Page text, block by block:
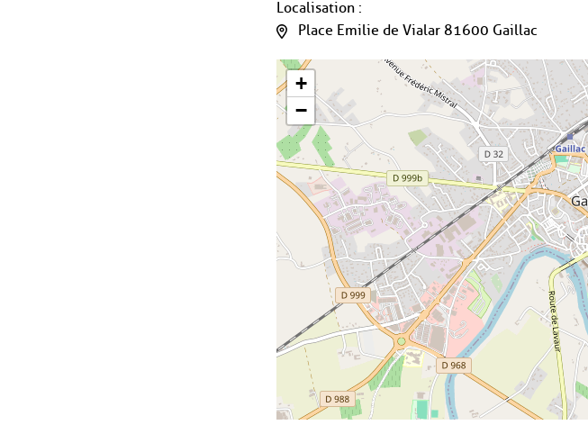
Localisation :
Place Emilie de Vialar 81600 Gaillac
+
−